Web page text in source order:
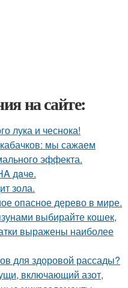
на сайте:
лука и чеснока!
мы сажаем
эффекта.
дaчe.
зола.
опасное дерево в мире.
выбирайте кошек,
выражены наиболее
для здоровой рассады?
включающий азот,